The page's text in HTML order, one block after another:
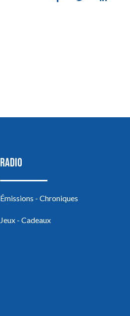
RADIO
Émissions - Chroniques
Jeux - Cadeaux